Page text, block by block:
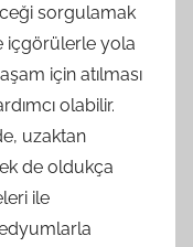
sorgulamak
içgörülerle yola
için atılması
olabilir.
uzaktan
de oldukça
ile